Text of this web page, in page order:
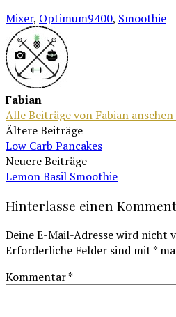
Mixer, Optimum9400, Smoothie
Fabian
Alle Beiträge von Fabian
Beitragsnavigation
Ältere Beiträge
Low Carb Pancakes
Neuere Beiträge
Lemon Basil Smoothie
Hinterlasse einen
Deine E-Mail-Adresse wird nicht
Erforderliche Felder sind mit*
Kommentar*